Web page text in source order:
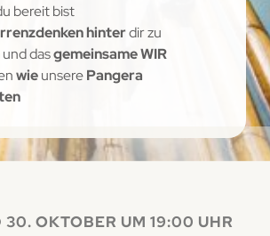
bereit bist
hinterdir zu
und dasgemeinsame WIR
wieunserePangera
30. OKTOBER UM 19:00 UHR